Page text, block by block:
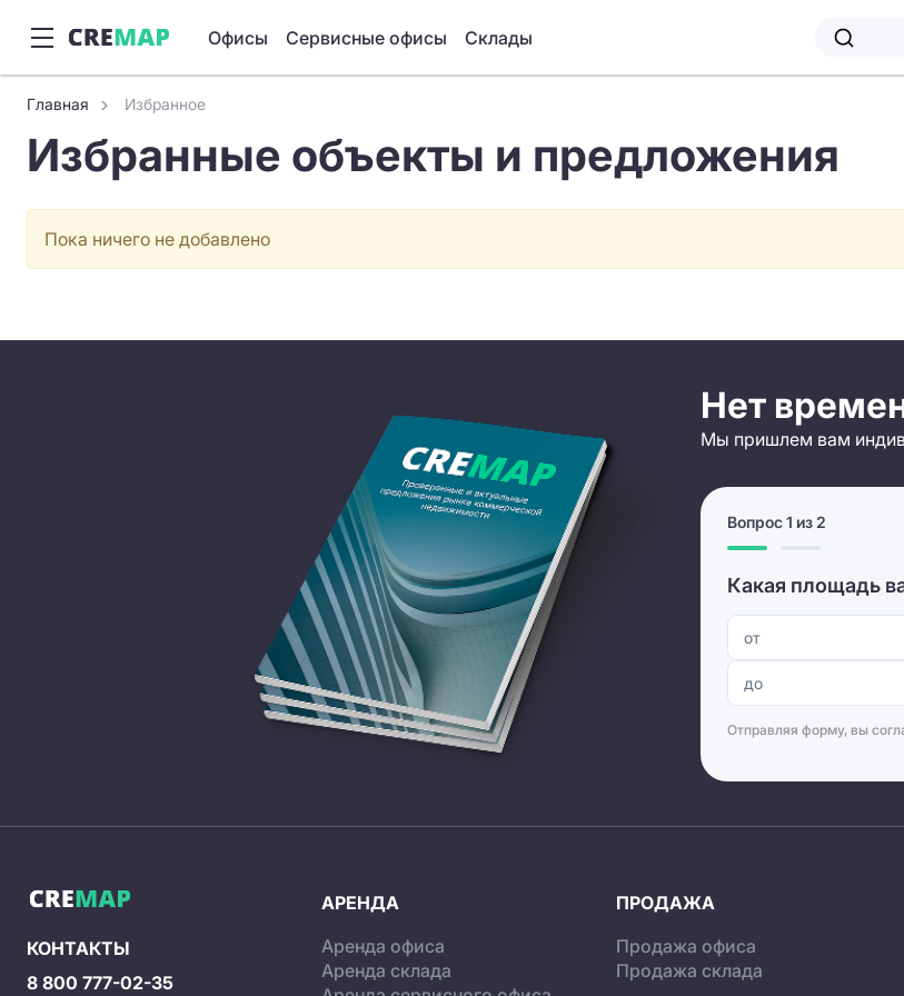
Офисы Сервисные офисы Склады
Главная Избранное
Избранные объекты и предложения
Пока ничего не добавлено
Нет
Мы пришлем вам
Вопрос 1 из 2
Какая площадь
Отправляя форму, вы
КОНТАКТЫ
8 800 777-02-35
АРЕНДА
Аренда офиса
Аренда склада
ПРОДАЖА
Продажа офиса
Продажа склада